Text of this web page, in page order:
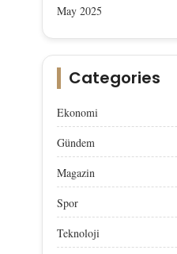
May 2025
Categories
Ekonomi
Gündem
Magazin
Spor
Teknoloji